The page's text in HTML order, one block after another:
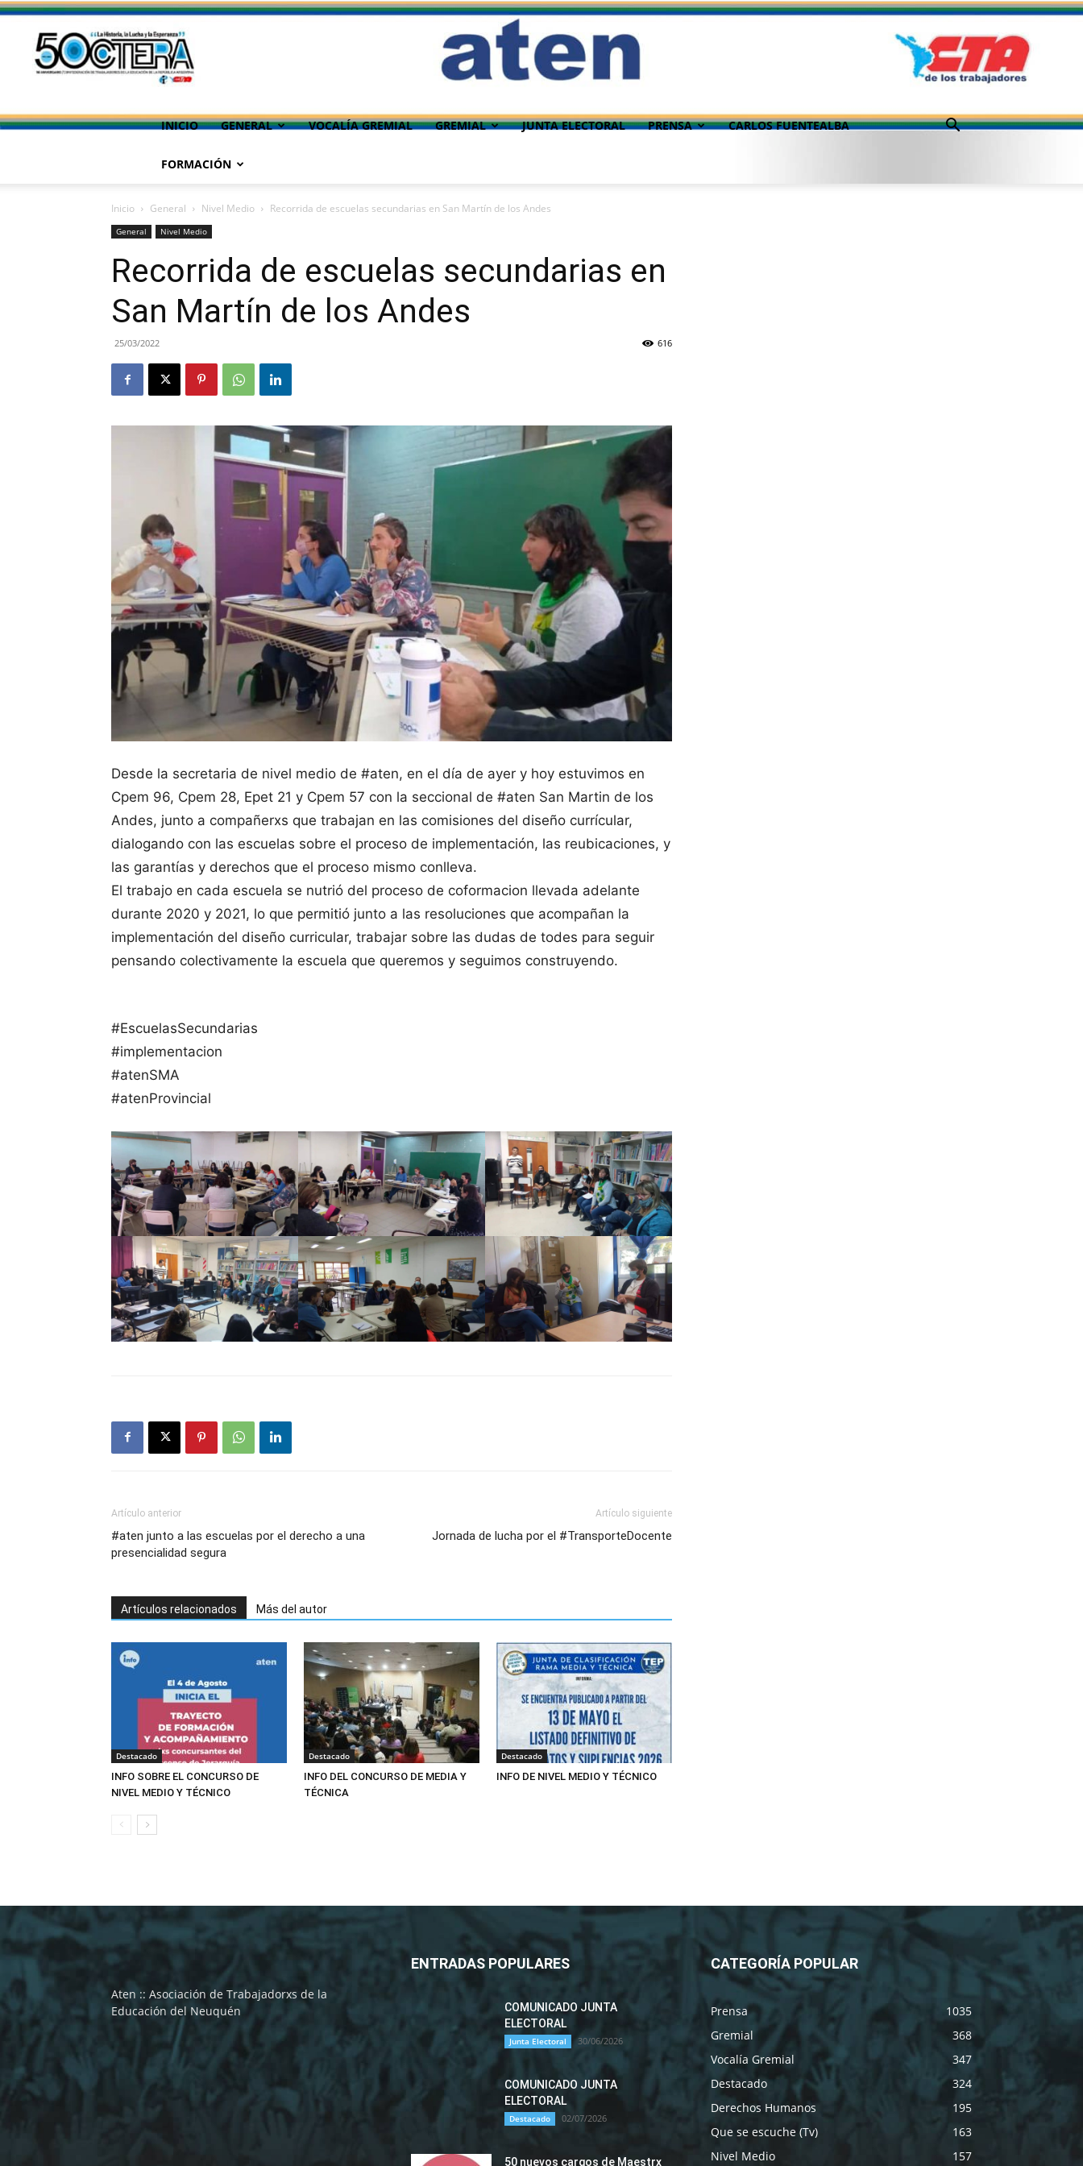
INICIO GENERAL VOCALÍA GREMIAL GREMIAL JUNTA ELECTORAL PRENSA CARLOS FUENTEALBA
FORMACIÓN
Inicio General Nivel Medio Recorrida de escuelas secundarias en San Martín de los Andes
General Nivel Medio
Recorrida de escuelas secundarias en
San Martín de los Andes
25/03/2022 616
Desde la secretaria de nivel medio de #aten, en el día de ayer y hoy estuvimos en
Cpem 96, Cpem 28, Epet 21 y Cpem 57 con la seccional de #aten San Martin de los
Andes, junto a compañerxs que trabajan en las comisiones del diseño currícular,
dialogando con las escuelas sobre el proceso de implementación, las reubicaciones, y
las garantías y derechos que el proceso mismo conlleva.
El trabajo en cada escuela se nutrió del proceso de coformacion llevada adelante
durante 2020 y 2021, lo que permitió junto a las resoluciones que acompañan la
implementación del diseño curricular, trabajar sobre las dudas de todes para seguir
pensando colectivamente la escuela que queremos y seguimos construyendo.
#EscuelasSecundarias
#implementacion
#atenSMA
#atenProvincial
Artículo anterior
#aten junto a las escuelas por el derecho a una
presencialidad segura
Artículo siguiente
Jornada de lucha por el #TransporteDocente
Artículos relacionados Más del autor
Destacado
INFO SOBRE EL CONCURSO DE
NIVEL MEDIO Y TÉCNICO
Destacado
INFO DEL CONCURSO DE MEDIA Y
TÉCNICA
Destacado
INFO DE NIVEL MEDIO Y TÉCNICO
Aten :: Asociación de Trabajadorxs de la
Educación del Neuquén
ENTRADAS POPULARES
COMUNICADO JUNTA
ELECTORAL
Junta Electoral 30/06/2026
COMUNICADO JUNTA
ELECTORAL
Destacado 02/07/2026
50 nuevos cargos de Maestrx
CATEGORÍA POPULAR
Prensa
1035
Gremial
368
Vocalía Gremial
347
Destacado
324
Derechos Humanos
195
Que se escuche (Tv)
163
Nivel Medio
157